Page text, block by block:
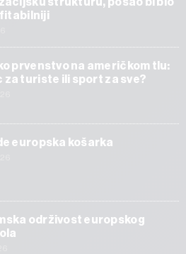
prvenstvo na američkom tlu:
za turiste ili sport za sve?
europska košarka
održivost europskog